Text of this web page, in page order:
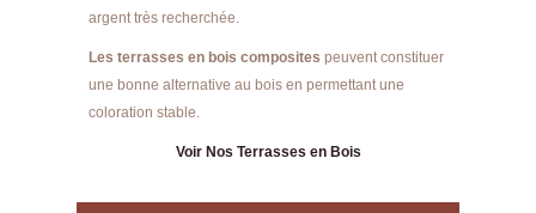
argent très recherchée.
Les terrasses en bois composites peuvent constituer
une bonne alternative au bois en permettant une
coloration stable.
Voir Nos Terrasses en Bois